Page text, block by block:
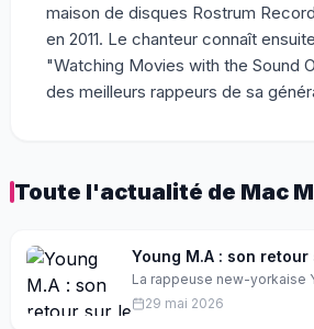
maison de disques Rostrum
en 2011. Le chanteur connaît
"Watching Movies with the Sound
des meilleurs rappeurs de sa
Toute l'actualité de Mac
Young M.A : son
La rappeuse new-yorkaise
album 'Kween'. Elle parle
Découvrez son interview
29 mai 2026